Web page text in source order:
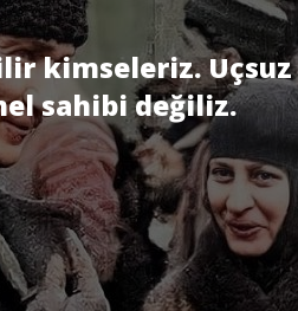
kimseleriz. Uçsuz
sahibi değiliz.